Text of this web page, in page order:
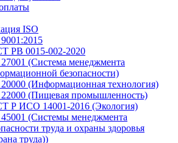
ISO
РВ 0015-002-2020
(Система менеджмента
безопасности)
(Информационная технология)
(Пищевая промышленность)
Р ИСО 14001-2016 (Экология)
(Системы менеджмента
труда и охраны здоровья
труда))